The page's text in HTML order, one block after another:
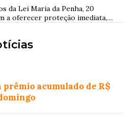
da Lei Maria da Penha, 20
a oferecer proteção imediata,
acumulado de R$